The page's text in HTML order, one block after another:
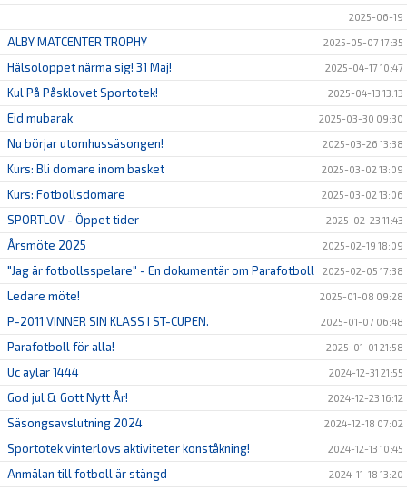
2025-06-19
ALBY MATCENTER TROPHY 2025-05-07 17:35
Hälsoloppet närma sig! 31 Maj! 2025-04-17 10:47
Kul På Påsklovet Sportotek! 2025-04-13 13:13
Eid mubarak 2025-03-30 09:30
Nu börjar utomhussäsongen! 2025-03-26 13:38
Kurs: Bli domare inom basket 2025-03-02 13:09
Kurs: Fotbollsdomare 2025-03-02 13:06
SPORTLOV - Öppet tider 2025-02-23 11:43
Årsmöte 2025 2025-02-19 18:09
"Jag är fotbollsspelare" - En dokumentär om Parafotboll 2025-02-05 17:38
Ledare möte! 2025-01-08 09:28
P-2011 VINNER SIN KLASS I ST-CUPEN. 2025-01-07 06:48
Parafotboll för alla! 2025-01-01 21:58
Uc aylar 1444 2024-12-31 21:55
God jul & Gott Nytt År! 2024-12-23 16:12
Säsongsavslutning 2024 2024-12-18 07:02
Sportotek vinterlovs aktiviteter konståkning! 2024-12-13 10:45
Anmälan till fotboll är stängd 2024-11-18 13:20